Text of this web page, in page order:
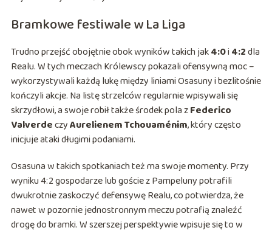
Bramkowe festiwale w La Liga
Trudno przejść obojętnie obok wyników takich jak4:0i 4:2dla
Realu. W tych meczach Królewscy pokazali ofensywną moc –
wykorzystywali każdą lukę między liniami Osasuny i bezlitośnie
kończyli akcje. Na listę strzelców regularnie wpisywali się
skrzydłowi, a swoje robił także środek pola zFederico
ValverdeczyAurelienem Tchouaménim, który często
inicjuje ataki długimi podaniami.
Osasuna w takich spotkaniach też ma swoje momenty. Przy
wyniku 4:2 gospodarze lub goście z Pampeluny potrafili
dwukrotnie zaskoczyć defensywę Realu, co potwierdza, że
nawet w pozornie jednostronnym meczu potrafią znaleźć
drogę do bramki. W szerszej perspektywie wpisuje się to w